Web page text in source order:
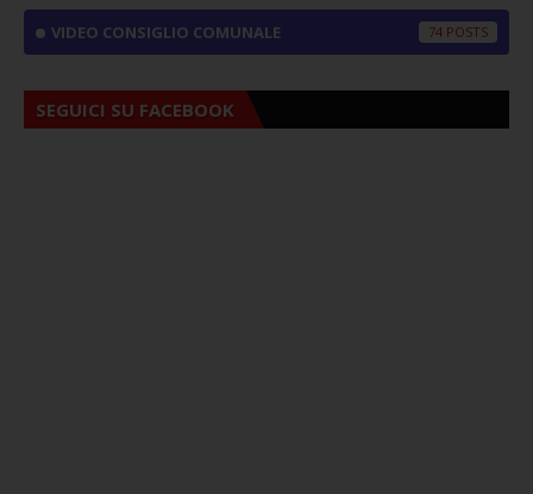
VIDEO CONSIGLIO COMUNALE 74
SEGUICI SU FACEBOOK